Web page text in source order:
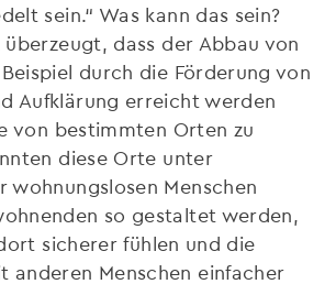
sein.“ Was kann das sein?
dass der Abbau von
durch die Förderung von
Aufklärung erreicht werden
von bestimmten Orten zu
diese Orte unter
wohnungslosen Menschen
so gestaltet werden,
sicherer fühlen und die
anderen Menschen einfacher